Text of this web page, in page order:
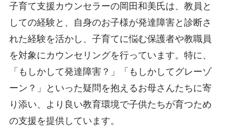
子育て支援カウンセラーの岡田和美氏は、教員と
しての経験と、自身のお子様が発達障害と診断さ
れた経験を活かし、子育てに悩む保護者や教職員
を対象にカウンセリングを行っています。特に、
「もしかして発達障害？」「もしかしてグレーゾ
ーン？」といった疑問を抱えるお母さんたちに寄
り添い、より良い教育環境で子供たちが育つため
の支援を提供しています。